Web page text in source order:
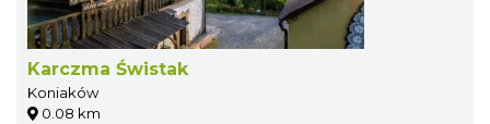
Karczma Świstak
Koniaków
0.08 km